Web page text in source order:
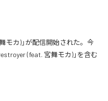
モカ)」が配信開始された。今
(feat. 宮舞モカ)」を含む